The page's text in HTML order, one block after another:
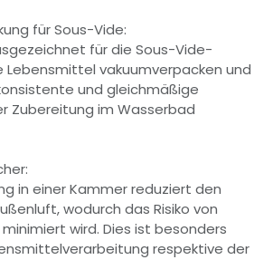
für Sous-Vide:
für die Sous-Vide-
Lebensmittel vakuumverpacken und
und gleichmäßige
Zubereitung im Wasserbad
in einer Kammer reduziert den
wodurch das Risiko von
wird. Dies ist besonders
respektive der